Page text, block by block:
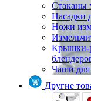
Стаканы
Насадки
Ножи
Крышки-
Чаши для
Другие